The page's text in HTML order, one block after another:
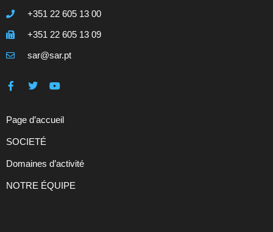
+351 22 605 13 00
+351 22 605 13 09
sar@sar.pt
Page d’accueil
SOCIETÉ
Domaines d’activité
NOTRE ÉQUIPE